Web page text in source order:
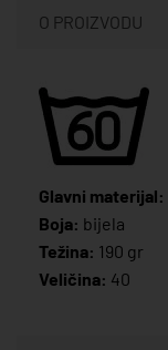
O PROIZVODU
Glavni materijal:
Boja: bijela
Težina: 190 gr
Veličina: 40